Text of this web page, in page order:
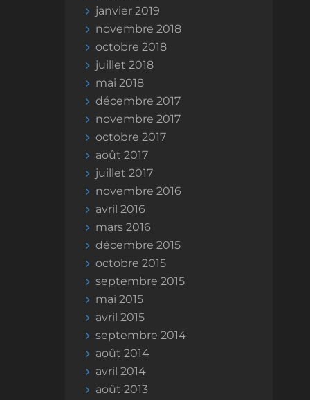
janvier 2019
novembre 2018
octobre 2018
juillet 2018
mai 2018
décembre 2017
novembre 2017
octobre 2017
août 2017
juillet 2017
novembre 2016
avril 2016
mars 2016
décembre 2015
octobre 2015
septembre 2015
mai 2015
avril 2015
septembre 2014
août 2014
avril 2014
août 2013